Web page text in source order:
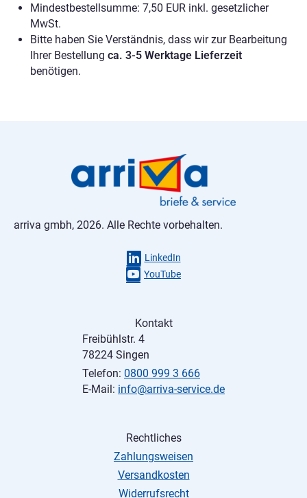
Mindestbestellsumme: 7,50 EUR inkl. gesetzlicher
MwSt.
Bitte haben Sie Verständnis, dass wir zur Bearbeitung
Ihrer Bestellung ca. 3-5 Werktage Lieferzeit
benötigen.
arriva gmbh, 2026. Alle Rechte vorbehalten.
LinkedIn
YouTube
Kontakt
Freibühlstr. 4
78224 Singen
Telefon: 0800 999 3 666
E-Mail: info@arriva-service.de
Rechtliches
Zahlungsweisen
Versandkosten
Widerrufsrecht